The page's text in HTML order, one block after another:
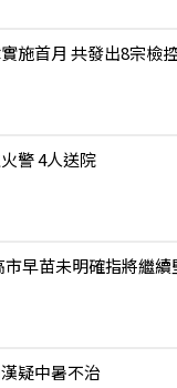
施首月 共發出8宗檢
警 4人送院
早苗未明確指將繼
疑中暑不治